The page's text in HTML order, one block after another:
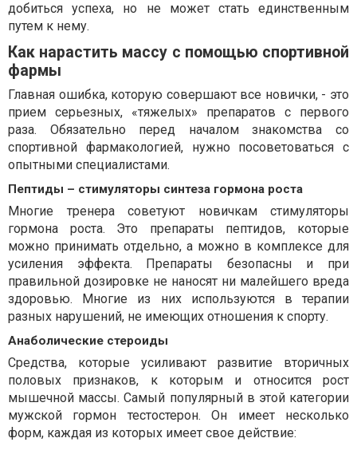
добиться успеха, но не может стать единственным
путем к нему.
Как нарастить массу с помощью спортивной
фармы
Главная ошибка, которую совершают все новички, - это
прием серьезных, «тяжелых» препаратов с первого
раза. Обязательно перед началом знакомства со
спортивной фармакологией, нужно посоветоваться с
опытными специалистами.
Пептиды – стимуляторы синтеза гормона роста
Многие тренера советуют новичкам стимуляторы
гормона роста. Это препараты пептидов, которые
можно принимать отдельно, а можно в комплексе для
усиления эффекта. Препараты безопасны и при
правильной дозировке не наносят ни малейшего вреда
здоровью. Многие из них используются в терапии
разных нарушений, не имеющих отношения к спорту.
Анаболические стероиды
Средства, которые усиливают развитие вторичных
половых признаков, к которым и относится рост
мышечной массы. Самый популярный в этой категории
мужской гормон тестостерон. Он имеет несколько
форм, каждая из которых имеет свое действие: